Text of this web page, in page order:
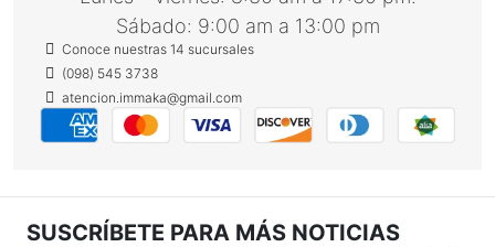
Sábado: 9:00 am a 13:00 pm
Conoce nuestras 14 sucursales
(098) 545 3738
atencion.immaka@gmail.com
SUSCRÍBETE PARA MÁS NOTICIAS